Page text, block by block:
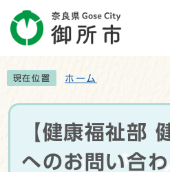
現在位置 ホーム
【健康福祉部
へのお問い合